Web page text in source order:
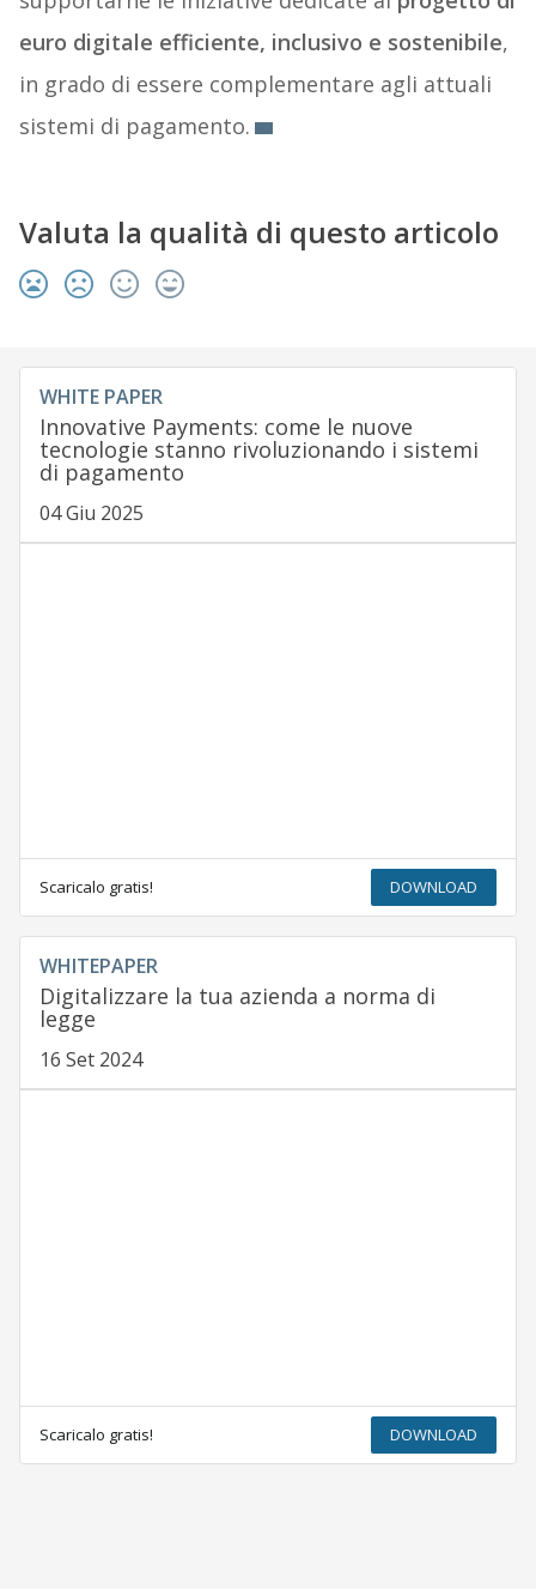
euro digitale efficiente, inclusivo e sostenibile,
in grado di essere complementare agli attuali
sistemi di pagamento.
Valuta la qualità di questo articolo
WHITE PAPER
Innovative Payments: come le nuove
tecnologie stanno rivoluzionando i sistemi
di pagamento
04 Giu 2025
Scaricalo gratis! DOWNLOAD
WHITEPAPER
Digitalizzare la tua azienda a norma di
legge
16 Set 2024
Scaricalo gratis! DOWNLOAD